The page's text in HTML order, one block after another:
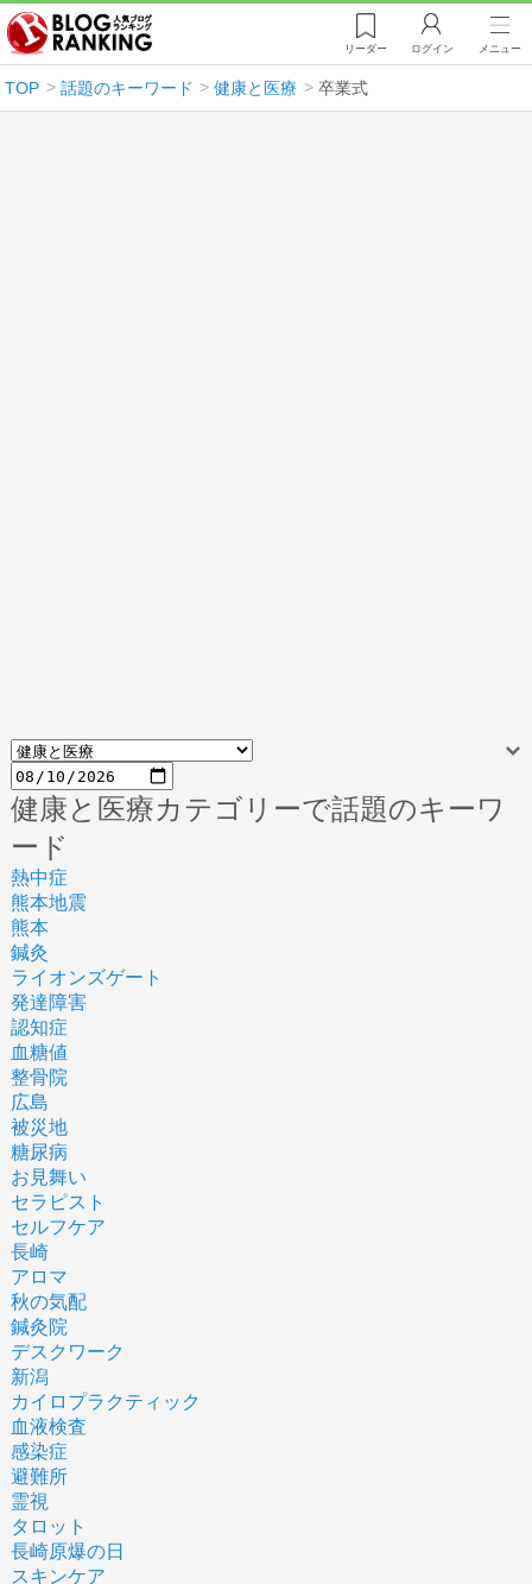
リーダー ログイン メニュー
TOP 話題のキーワード 健康と医療 卒業式
健康と医療カテゴリーで話題のキーワ
ード
熱中症
熊本地震
熊本
鍼灸
ライオンズゲート
発達障害
認知症
血糖値
整骨院
広島
被災地
糖尿病
お見舞い
セラピスト
セルフケア
長崎
アロマ
秋の気配
鍼灸院
デスクワーク
新潟
カイロプラクティック
血液検査
感染症
避難所
霊視
タロット
長崎原爆の日
スキンケア